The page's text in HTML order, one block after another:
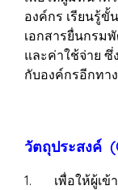
องค์กร เรียนรู้
เอกสารยื่นกรม
และค่าใช้จ่าย
กับองค์กรอีกทา
วัตถุประสงค์
1. เพื่อให้ผู้เข้า